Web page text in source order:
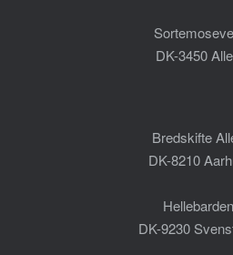
DK-3450
Bredskifte
DK-8210
DK-9230